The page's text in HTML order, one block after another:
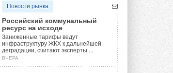
Новости рынка
Российский коммунальный
ресурс на исходе
Заниженные тарифы ведут
инфраструктуру ЖКХ к дальнейшей
деградации, считают эксперты ...
ВЧЕРА